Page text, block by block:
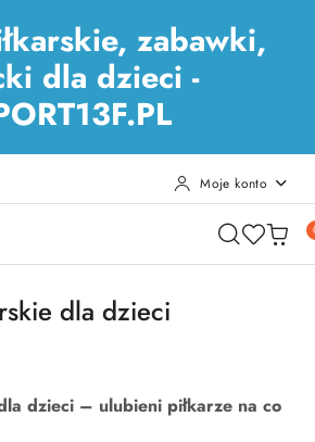
zabawki,
dla dzieci -
Moje konto
dla dzieci
dzieci – ulubieni piłkarze na co